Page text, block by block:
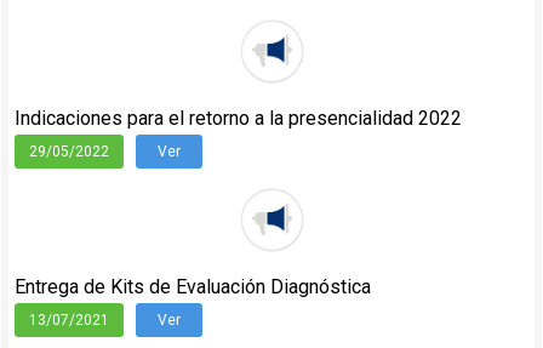
Indicaciones para el retorno a la presencialidad 2022
29/05/2022 Ver
Entrega de Kits de Evaluación Diagnóstica
13/07/2021 Ver